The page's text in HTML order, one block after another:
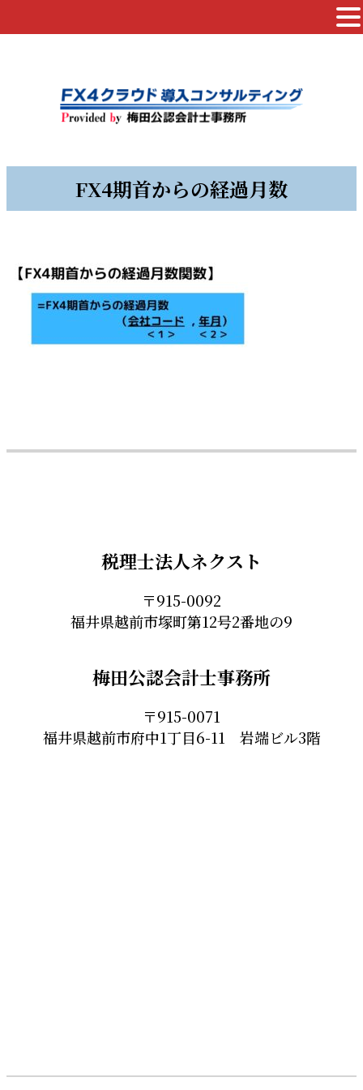
FX4期首からの経過月数
税理士法人ネクスト
〒915-0092
福井県越前市塚町第12号2番地の9
梅田公認会計士事務所
〒915-0071
福井県越前市府中1丁目6-11 岩端ビル3階